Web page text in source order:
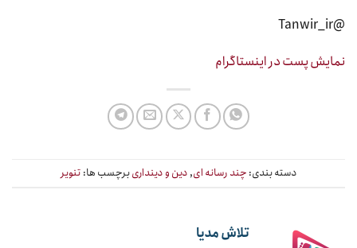
@Tanwir_ir
نمایش پست در اینستاگرام
دسته بندی: چند رسانه ای,دین و دینداریبرچسب ها: تنویر
تلاش مدیا